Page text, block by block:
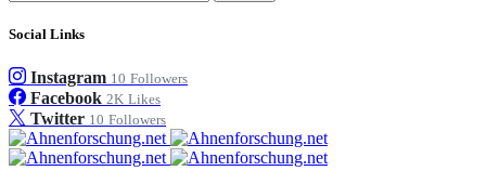
Social Links
Instagram 10 Followers
Facebook 2K Likes
Twitter 10 Followers